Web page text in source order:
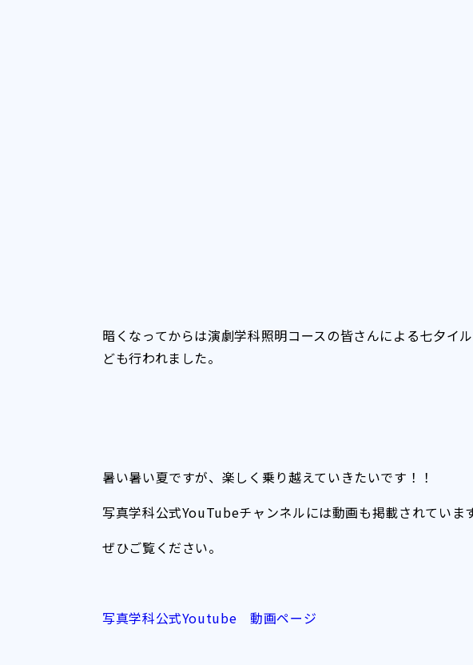
暗くなってからは演劇学科照明コースの皆さんによる七夕イ
ども行われました。
暑い暑い夏ですが、楽しく乗り越えていきたいです！！
写真学科公式YouTubeチャンネルには動画も掲載されていま
ぜひご覧ください。
写真学科公式Youtube 動画ページ